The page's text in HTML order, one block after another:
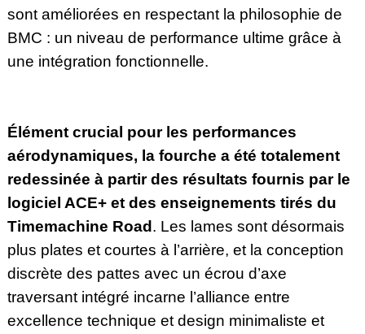
sont améliorées en respectant la philosophie de
BMC : un niveau de performance ultime grâce à
une intégration fonctionnelle.
Élément crucial pour les performances
aérodynamiques, la fourche a été totalement
redessinée à partir des résultats fournis par le
logiciel ACE+ et des enseignements tirés du
Timemachine Road. Les lames sont désormais
plus plates et courtes à l’arrière, et la conception
discrète des pattes avec un écrou d’axe
traversant intégré incarne l’alliance entre
excellence technique et design minimaliste et